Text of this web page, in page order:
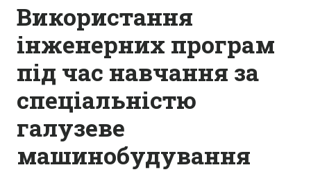
Використання
інженерних програм
під час навчання за
спеціальністю
галузеве
машинобудування